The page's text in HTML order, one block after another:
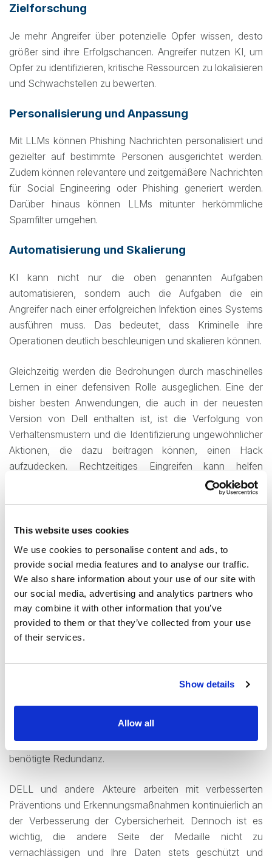
This website uses cookies
We use cookies to personalise content and ads, to
provide social media features and to analyse our traffic.
We also share information about your use of our site with
our social media, advertising and analytics partners who
may combine it with other information that you’ve
provided to them or that they’ve collected from your use
of their services.
Show details
Allow all
Zielforschung
Je mehr Angreifer über potenzielle Opfer wissen, desto
größer sind ihre Erfolgschancen. Angreifer nutzen KI, um
Opfer zu identifizieren, kritische Ressourcen zu lokalisieren
und Schwachstellen zu bewerten.
Personalisierung und Anpassung
Mit LLMs können Phishing Nachrichten personalisiert und
gezielter auf bestimmte Personen ausgerichtet werden.
Zudem können relevantere und zeitgemäßere Nachrichten
für Social Engineering oder Phishing generiert werden.
Darüber hinaus können LLMs mitunter herkömmliche
Spamfilter umgehen.
Automatisierung und Skalierung
KI kann nicht nur die oben genannten Aufgaben
automatisieren, sondern auch die Aufgaben die ein
Angreifer nach einer erfolgreichen Infektion eines Systems
ausführen muss. Das bedeutet, dass Kriminelle ihre
Operationen deutlich beschleunigen und skalieren können.
Gleichzeitig werden die Bedrohungen durch maschinelles
Lernen in einer defensiven Rolle ausgeglichen. Eine der
bisher besten Anwendungen, die auch in der neuesten
Version von Dell enthalten ist, ist die Verfolgung von
Verhaltensmustern und die Identifizierung ungewöhnlicher
Aktionen, die dazu beitragen können, einen Hack
aufzudecken. Rechtzeitiges Eingreifen kann helfen
Wiederherstellung an
Wie bereits erwähnt, ist ein Wiederherstellungsplan und
Prozess einer der wichtigsten Schritte für Unternehmen
zum Schutz ihrer Systeme. Dieser umfasst konkrete
Schritte, um nach einem Angriff den größtmöglichen
Schaden schnell und effizient zu beheben.
Wiederherstellungsplan ist und bleibt ein gut
implementiertes Backup, das es ermöglicht, unerwünschte
oder böswillig. Die 3-2-1-Backup Regel (drei Datenkopien
auf zwei verschiedenen Medien, davon eine extern) ist ein
weithin empfohlener Ansatz und sorgt für die dringend
benötigte Redundanz.
DELL und andere Akteure arbeiten mit verbesserten
Präventions und Erkennungsmaßnahmen kontinuierlich an
der Verbesserung der Cybersicherheit. Dennoch ist es
wichtig, die andere Seite der Medaille nicht zu
vernachlässigen und Ihre Daten stets geschützt und